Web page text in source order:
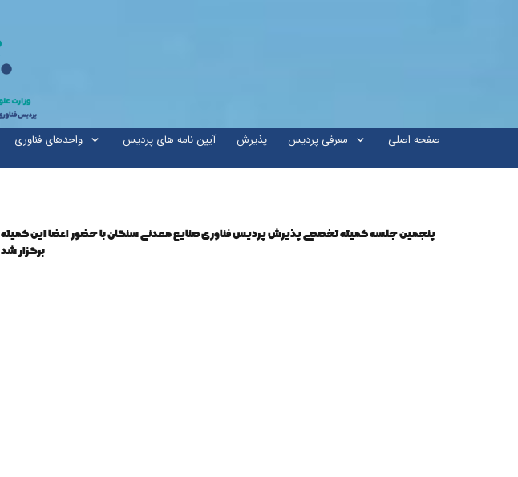
واحدهای فناوری آیین نامه های پردیس پذیرش معرفی پردیس صفحه اصلی
پنجمین جلسه کمیته تخصصی پذیرش پردیس فناوری صنایع معدنی سنگان با حضور اعضا این کمیته
برگزار شد